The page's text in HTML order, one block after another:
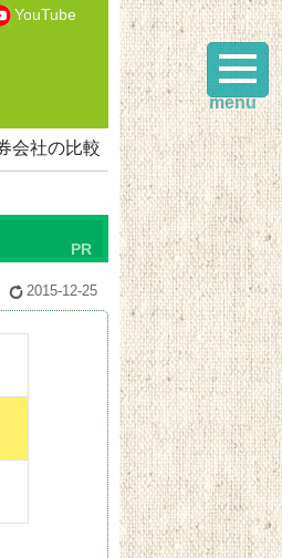
YouTube
会社の比較
2015-12-25
menu